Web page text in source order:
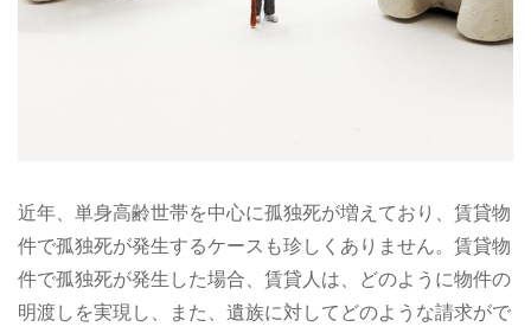
近年、単身高齢世帯を中心に孤独死が増えており、賃貸物
件で孤独死が発生するケースも珍しくありません。賃貸物
件で孤独死が発生した場合、賃貸人は、どのように物件の
明渡しを実現し、また、遺族に対してどのような請求がで